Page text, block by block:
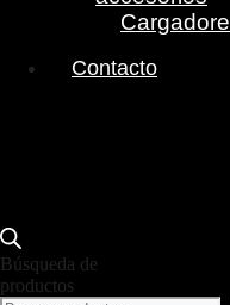
Contacto
Búsqueda de
productos